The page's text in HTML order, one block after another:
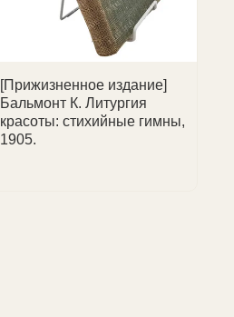
[Прижизненное издание]
Бальмонт К. Литургия
красоты: стихийные гимны,
1905.